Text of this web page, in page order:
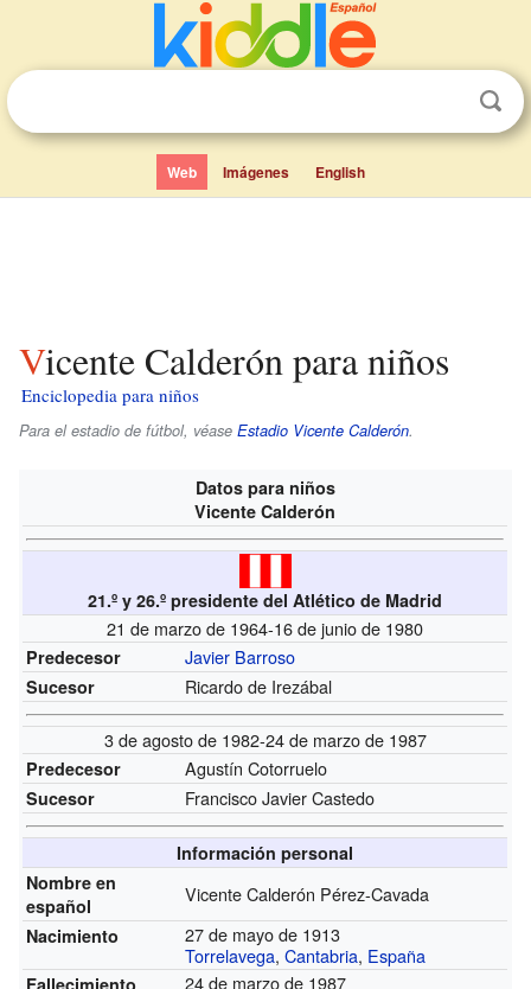
Web Imágenes English
Vicente Calderón para niños
Enciclopedia para niños
Para el estadio de fútbol, véase Estadio Vicente Calderón.
Datos para niños
Vicente Calderón
21.º y 26.º presidente del Atlético de Madrid
21 de marzo de 1964-16 de junio de 1980
Predecesor Javier Barroso
Sucesor Ricardo de Irezábal
3 de agosto de 1982-24 de marzo de 1987
Predecesor Agustín Cotorruelo
Sucesor Francisco Javier Castedo
Información personal
Nombre en
español
Vicente Calderón Pérez-Cavada
Nacimiento
27 de mayo de 1913
Torrelavega,Cantabria, España
24 de marzo de 1987